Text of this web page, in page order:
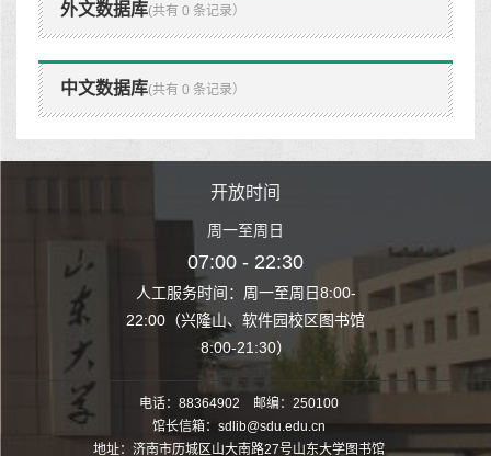
外文数据库(共有 0 条记录）
中文数据库(共有 0 条记录）
至周日8:00-
园校区图书馆
开放时间
周一至周日
07:00 - 22:30
人工服务时间：周一至周日8:00-
22:00（兴隆山、软件园校区图书馆
8:00-21:30）
人工服务时间
22:00（兴隆山
电话：88364902 邮编：250100
馆长信箱：sdlib@sdu.edu.cn
地址：济南市历城区山大南路27号山东大学图书馆